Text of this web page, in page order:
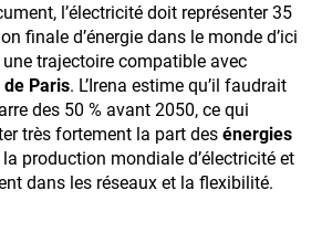
l’électricité doit représenter 35
finale d’énergie dans le monde d’ici
trajectoire compatible avec
Paris. L’Irena estime qu’il faudrait
des 50 % avant 2050, ce qui
très fortement la part des énergies
production mondiale d’électricité et
dans les réseaux et la flexibilité.